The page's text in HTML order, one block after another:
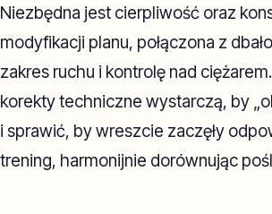
Niezbędna jest cierpliwość oraz
modyfikacji planu, połączona z
zakres ruchu i kontrolę nad
korekty techniczne wystarczą, by
i sprawić, by wreszcie zaczęły
trening, harmonijnie dorównując